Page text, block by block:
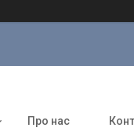
Про нас